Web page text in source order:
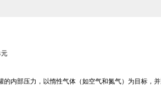
内部压力，以惰性气体（如空气和氮气）为目标，